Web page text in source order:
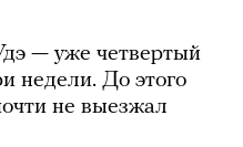
— уже четвертый
недели. До этого
не выезжал